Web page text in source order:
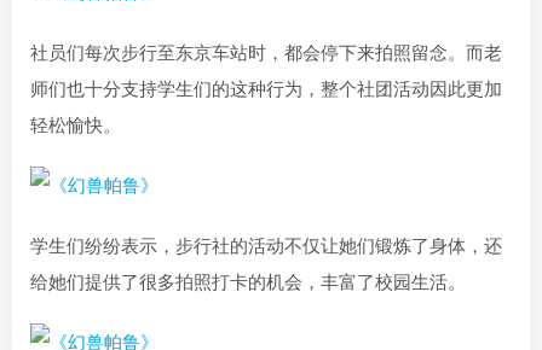
社员们每次步行至东京车站时，都会停下来拍照留念。而老
师们也十分支持学生们的这种行为，整个社团活动因此更加
轻松愉快。
学生们纷纷表示，步行社的活动不仅让她们锻炼了身体，还
给她们提供了很多拍照打卡的机会，丰富了校园生活。